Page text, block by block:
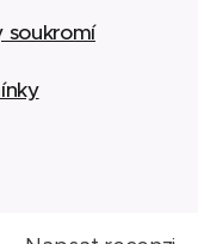
soukromí